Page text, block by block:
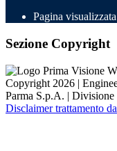
Pagina visualizzata
Sezione Copyright
Copyright 2026 |
Parma S.p.A. |
Disclaimer trattamento